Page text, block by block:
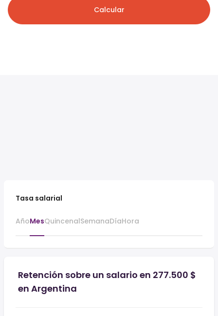
Calcular
Tasa salarial
AñoMesQuincenalSemanaDíaHora
Retención sobre un salario en 277.500 $
en Argentina